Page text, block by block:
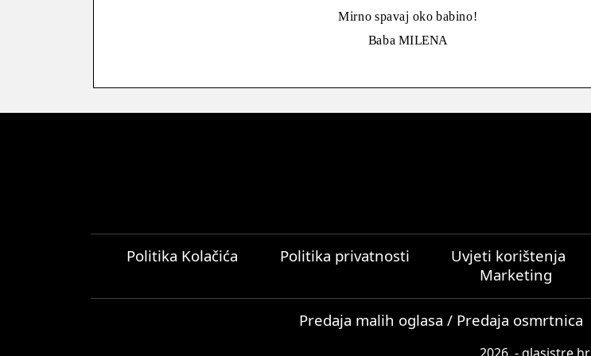
Mirno spavaj oko babino!
Baba MILENA
Politika Kolačića Politika privatnosti Uvjeti korištenja
Marketing
Predaja malih oglasa / Predaja osmrtnica